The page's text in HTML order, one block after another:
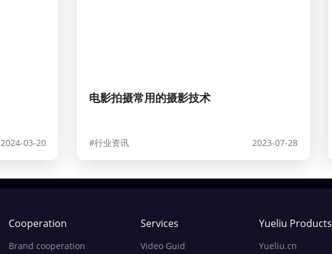
2024-03-20
电影拍摄常用的摄影技术
#行业资讯 2023-07-28
Cooperation
Brand cooperation
Services
Video Guid
Yueliu Products
Yueliu.cn